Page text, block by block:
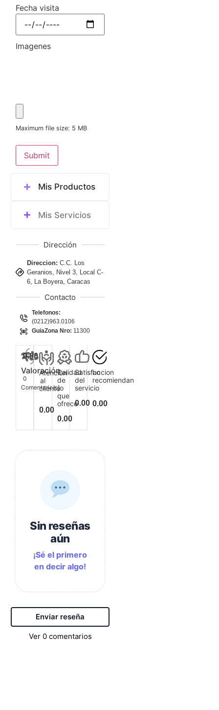
Fecha visita
Imagenes
Maximum file size: 5 MB
Submit
Mis Productos
Mis Servicios
Dirección
Direccion:C.C. Los
Geranios, Nivel 3, Local C-
6, La Boyera, Caracas
Contacto
Telefonos:
(0212)963.0106
GuiaZona Nro: 11300
0.00
Valoración
0
Comentario(s)
Atencion
al
cliente
0.00
Calidad
de
lo
que
ofrece
0.00
Satisfaccion
del
servicio
0.00
Lo
recomiendan
0.00
Sin reseñas
aún
¡Sé el primero
en decir algo!
Enviar reseña
Ver 0comentarios